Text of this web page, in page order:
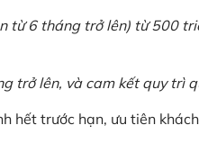
từ 6 tháng trở lên) từ 500
trở lên, và cam kết quy trì
hết trước hạn, ưu tiên